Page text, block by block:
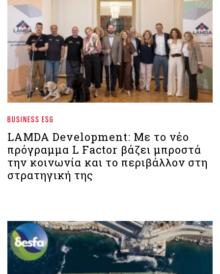
BUSINESS ESG
LAMDA Development: Με το νέο
πρόγραμμα L Factor βάζει μπροστά
την κοινωνία και το περιβάλλον στη
στρατηγική της